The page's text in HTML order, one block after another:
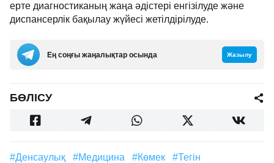
ерте диагностиканың жаңа әдістері енгізілуде және
диспансерлік бақылау жүйесі жетілдірілуде.
Ең соңғы жаңалықтар осында Жазылу
БӨЛІСУ
#денсаулық #медицина #көмек #тегін